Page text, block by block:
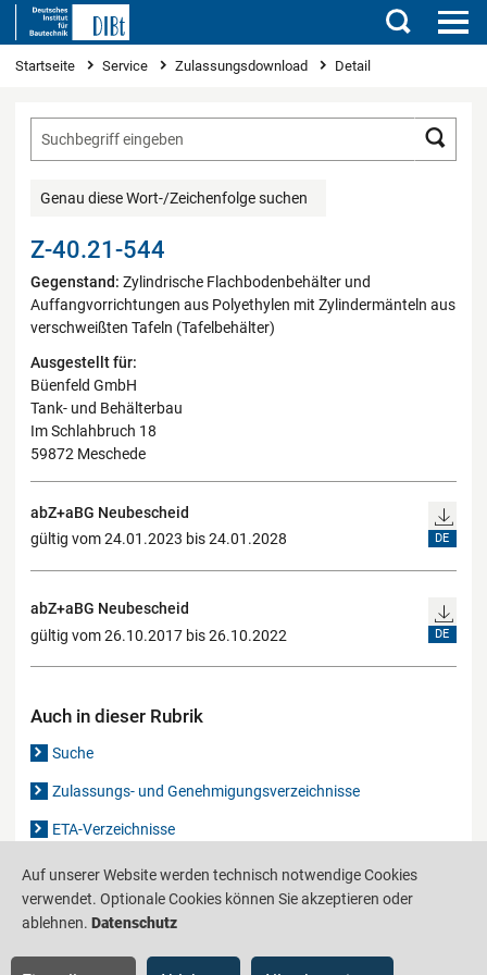
Suchen
Sie sind hier
Startseite Service Zulassungsdownload Detail
Genau diese Wort-/Zeichenfolge suchen
Z-40.21-544
Gegenstand: Zylindrische Flachbodenbehälter und
Auffangvorrichtungen aus Polyethylen mit Zylindermänteln aus
verschweißten Tafeln (Tafelbehälter)
Ausgestellt für:
Büenfeld GmbH
Tank- und Behälterbau
Im Schlahbruch 18
59872 Meschede
abZ+aBG Neubescheid
gültig vom 24.01.2023 bis 24.01.2028
DE
abZ+aBG Neubescheid
gültig vom 26.10.2017 bis 26.10.2022
DE
Auch in dieser Rubrik
Suche
Zulassungs- und Genehmigungsverzeichnisse
ETA-Verzeichnisse
Gutachten-Verzeichnis
Auf unserer Website werden technisch notwendige Cookies
verwendet. Optionale Cookies können Sie akzeptieren oder
ablehnen. Datenschutz